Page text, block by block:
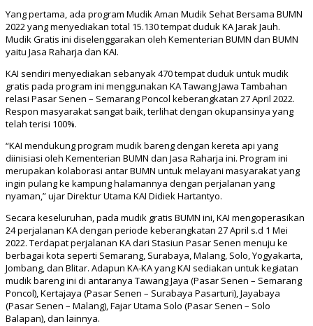
Yang pertama, ada program Mudik Aman Mudik Sehat Bersama BUMN
2022 yang menyediakan total 15.130 tempat duduk KA Jarak Jauh.
Mudik Gratis ini diselenggarakan oleh Kementerian BUMN dan BUMN
yaitu Jasa Raharja dan KAI.
KAI sendiri menyediakan sebanyak 470 tempat duduk untuk mudik
gratis pada program ini menggunakan KA Tawang Jawa Tambahan
relasi Pasar Senen – Semarang Poncol keberangkatan 27 April 2022.
Respon masyarakat sangat baik, terlihat dengan okupansinya yang
telah terisi 100%.
“KAI mendukung program mudik bareng dengan kereta api yang
diinisiasi oleh Kementerian BUMN dan Jasa Raharja ini. Program ini
merupakan kolaborasi antar BUMN untuk melayani masyarakat yang
ingin pulang ke kampung halamannya dengan perjalanan yang
nyaman,” ujar Direktur Utama KAI Didiek Hartantyo.
Secara keseluruhan, pada mudik gratis BUMN ini, KAI mengoperasikan
24 perjalanan KA dengan periode keberangkatan 27 April s.d 1 Mei
2022. Terdapat perjalanan KA dari Stasiun Pasar Senen menuju ke
berbagai kota seperti Semarang, Surabaya, Malang, Solo, Yogyakarta,
Jombang, dan Blitar. Adapun KA-KA yang KAI sediakan untuk kegiatan
mudik bareng ini di antaranya Tawang Jaya (Pasar Senen – Semarang
Poncol), Kertajaya (Pasar Senen – Surabaya Pasarturi), Jayabaya
(Pasar Senen – Malang), Fajar Utama Solo (Pasar Senen – Solo
Balapan), dan lainnya.